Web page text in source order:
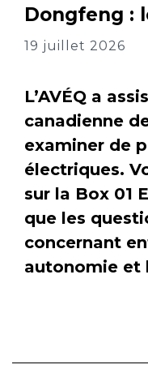
Dongfeng :
19 juillet 2026
L’AVÉQ a
canadienne
examiner de
électriques.
sur la Box 01
que les
concernant
autonomie et